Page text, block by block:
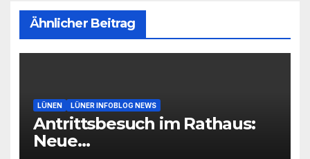
Ähnlicher Beitrag
LÜNEN LÜNER INFOBLOG NEWS
Antrittsbesuch im Rathaus:
Neue